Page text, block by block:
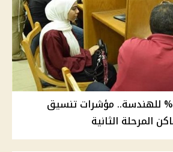
92.8% للطب و87.9% للهندسة.. مؤشرات تنسيق